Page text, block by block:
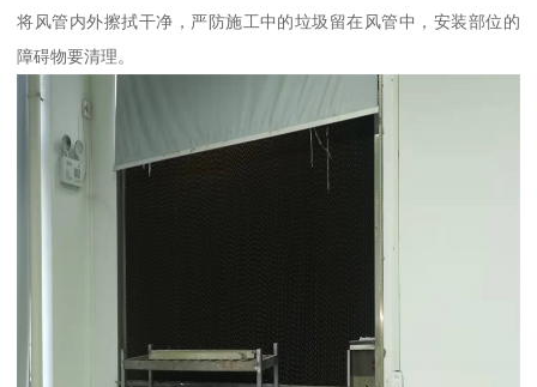
将风管内外擦拭干净，严防施工中的垃圾留在风管中，安装部位的
障碍物要清理。